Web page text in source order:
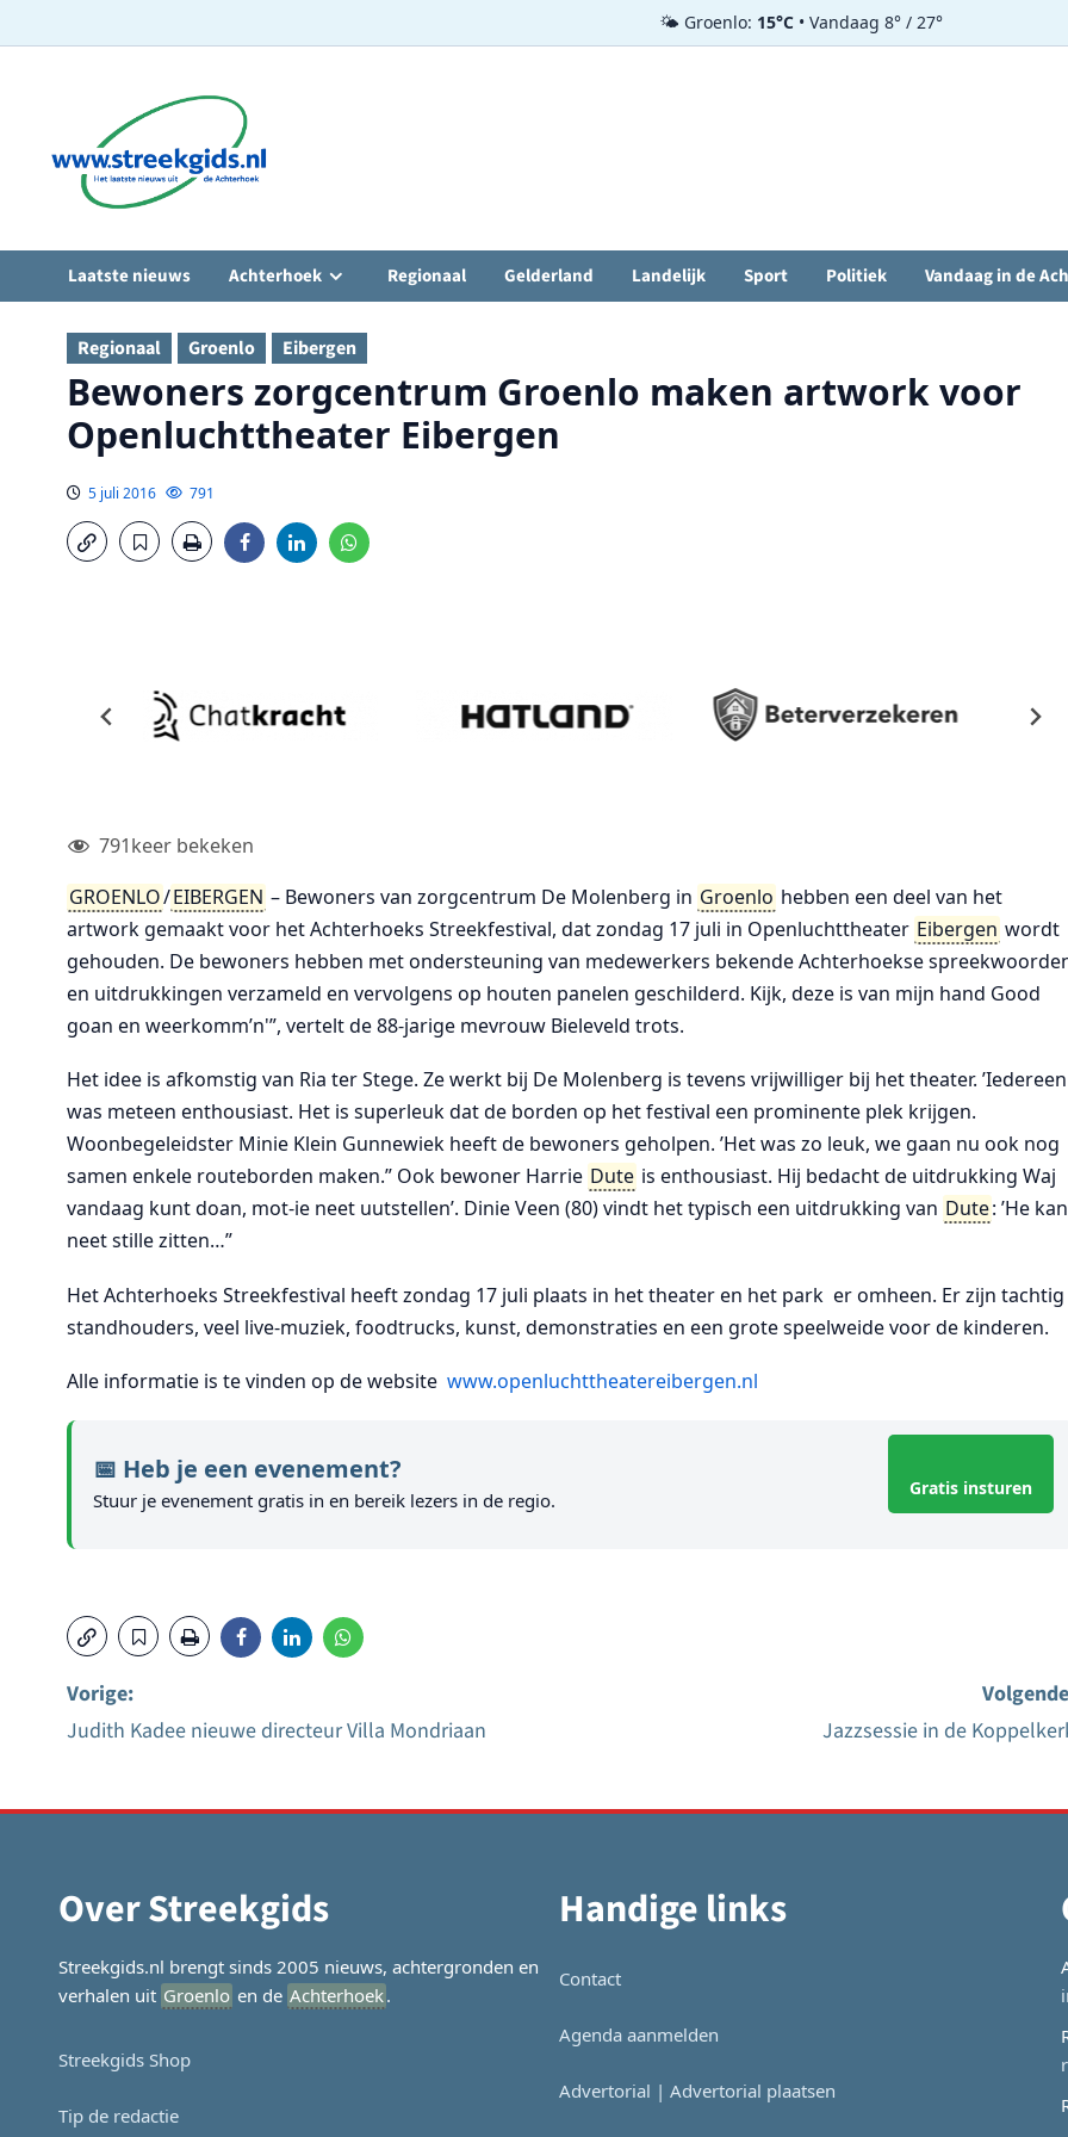
🌤️ Groenlo: 15°C • Vandaag 8° / 27°
inhoud
Laatste nieuws Achterhoek Regionaal Gelderland Landelijk Sport Politiek Vandaag in de
Regionaal Groenlo Eibergen
Bewoners zorgcentrum Groenlo maken artwork voor
Openluchttheater Eibergen
5 juli 2016 791
791keer bekeken
GROENLO/EIBERGEN – Bewoners van zorgcentrum De Molenberg in Groenlo hebben een deel van het
artwork gemaakt voor het Achterhoeks Streekfestival, dat zondag 17 juli in Openluchttheater Eibergen wordt
gehouden. De bewoners hebben met ondersteuning van medewerkers bekende Achterhoekse
en uitdrukkingen verzameld en vervolgens op houten panelen geschilderd. Kijk, deze is van mijn hand Good
goan en weerkomm’n'”, vertelt de 88-jarige mevrouw Bieleveld trots.
Het idee is afkomstig van Ria ter Stege. Ze werkt bij De Molenberg is tevens vrijwilliger bij het theater. ’Iedereen
was meteen enthousiast. Het is superleuk dat de borden op het festival een prominente plek krijgen.
Woonbegeleidster Minie Klein Gunnewiek heeft de bewoners geholpen. ’Het was zo leuk, we gaan nu ook nog
samen enkele routeborden maken.” Ook bewoner Harrie Dute is enthousiast. Hij bedacht de uitdrukking Waj
vandaag kunt doan, mot-ie neet uutstellen’. Dinie Veen (80) vindt het typisch een uitdrukking van Dute: ’He kan
neet stille zitten…”
Het Achterhoeks Streekfestival heeft zondag 17 juli plaats in het theater en het park er omheen. Er zijn tachtig
standhouders, veel live-muziek, foodtrucks, kunst, demonstraties en een grote speelweide voor de kinderen.
Alle informatie is te vinden op de websitewww.openluchttheatereibergen.nl
📅 Heb je een evenement?
Stuur je evenement gratis in en bereik lezers in de regio.
Gratis insturen
navigatie
Vorige:
Judith Kadee nieuwe directeur Villa Mondriaan
Jazzsessie in de
Over Streekgids
Streekgids.nl brengt sinds 2005 nieuws, achtergronden en
verhalen uit Groenlo en de Achterhoek.
Streekgids Shop
Tip de redactie
Handige links
Contact
Agenda aanmelden
Advertorial | Advertorial plaatsen